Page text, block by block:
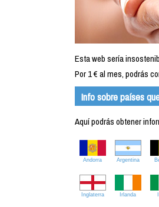
Esta web sería
Por 1 € al mes, podrás
Info sobre países
Aquí podrás obtener
Andorra Argentina
Inglaterra Irlanda